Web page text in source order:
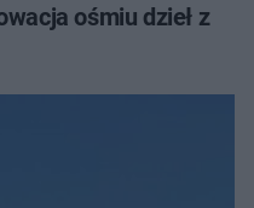
ośmiu dzieł z